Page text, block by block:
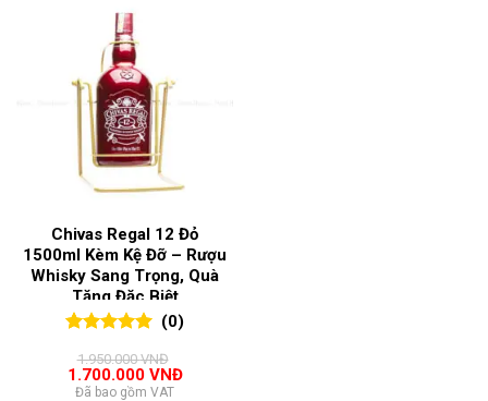
Chivas Regal 12 Đỏ
1500ml Kèm Kệ Đỡ – Rượu
Whisky Sang Trọng, Quà
Tặng Đặc Biệt
đánh giá
(0)
1.950.000VNĐ
Giá
gốc
1.700.000 VNĐGiá
Đã bao gồm VAT